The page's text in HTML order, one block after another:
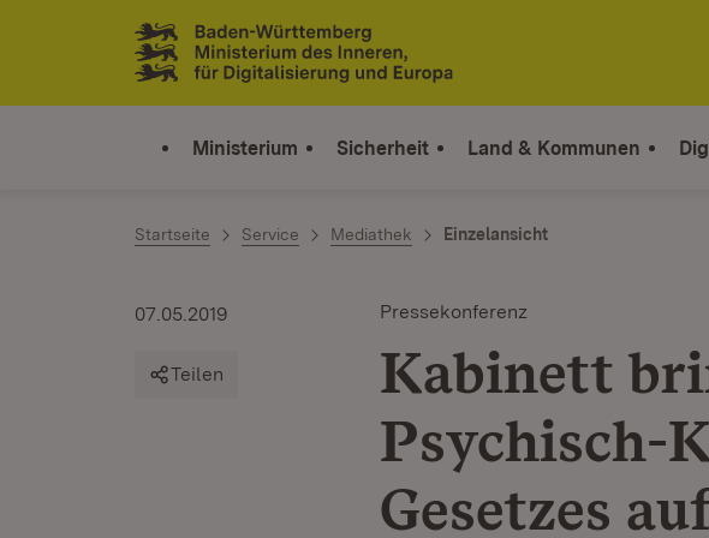
Zum Inhalt springen
Link zur Startseite
Ministerium Sicherheit Land & Kommunen
Startseite Service Mediathek Einzelansicht
Pressekonferenz
Kabinett
Psychisch-
Gesetzes
07.05.2019
Teilen